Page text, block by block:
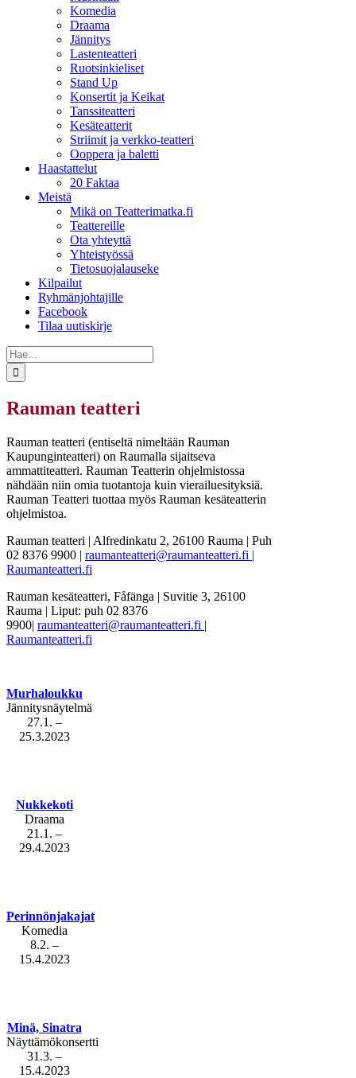
Komedia
Draama
Jännitys
Lastenteatteri
Ruotsinkieliset
Stand Up
Konsertit ja Keikat
Tanssiteatteri
Kesäteatterit
Striimit ja verkko-teatteri
Ooppera ja baletti
Haastattelut
20 Faktaa
Meistä
Mikä on Teatterimatka.fi
Teattereille
Ota yhteyttä
Yhteistyössä
Tietosuojalauseke
Kilpailut
Ryhmänjohtajille
Facebook
Tilaa uutiskirje
Etsi
...
Rauman teatteri
Rauman teatteri (entiseltä nimeltään Rauman
Kaupunginteatteri) on Raumalla sijaitseva
ammattiteatteri. Rauman Teatterin ohjelmistossa
nähdään niin omia tuotantoja kuin vierailuesityksiä.
Rauman Teatteri tuottaa myös Rauman kesäteatterin
ohjelmistoa.
Rauman teatteri | Alfredinkatu 2, 26100 Rauma | Puh
02 8376 9900 | raumanteatteri@raumanteatteri.fi |
Raumanteatteri.fi
Rauman kesäteatteri, Fåfänga | Suvitie 3, 26100
Rauma | Liput: puh 02 8376
9900| raumanteatteri@raumanteatteri.fi |
Raumanteatteri.fi
Murhaloukku
Jännitysnäytelmä
27.1. –
25.3.2023
Nukkekoti
Draama
21.1. –
29.4.2023
Perinnönjakajat
Komedia
8.2. –
15.4.2023
Minä, Sinatra
Näyttämökonsertti
31.3. –
15.4.2023